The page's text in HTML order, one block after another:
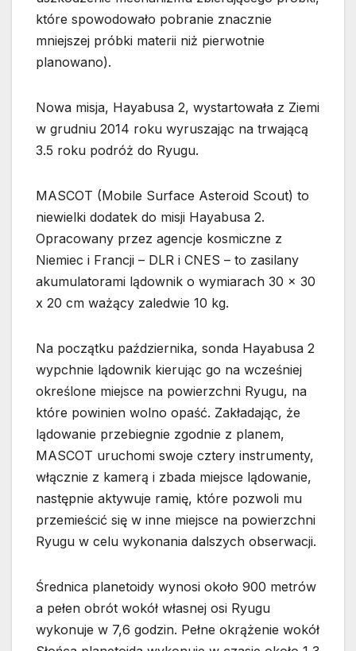
które spowodowało pobranie znacznie
mniejszej próbki materii niż pierwotnie
planowano).
Nowa misja, Hayabusa 2, wystartowała z Ziemi
w grudniu 2014 roku wyruszając na trwającą
3.5 roku podróż do Ryugu.
MASCOT (Mobile Surface Asteroid Scout) to
niewielki dodatek do misji Hayabusa 2.
Opracowany przez agencje kosmiczne z
Niemiec i Francji – DLR i CNES – to zasilany
akumulatorami lądownik o wymiarach 30 x 30
x 20 cm ważący zaledwie 10 kg.
Na początku października, sonda Hayabusa 2
wypchnie lądownik kierując go na wcześniej
określone miejsce na powierzchni Ryugu, na
które powinien wolno opaść. Zakładając, że
lądowanie przebiegnie zgodnie z planem,
MASCOT uruchomi swoje cztery instrumenty,
włącznie z kamerą i zbada miejsce lądowanie,
następnie aktywuje ramię, które pozwoli mu
przemieścić się w inne miejsce na powierzchni
Ryugu w celu wykonania dalszych obserwacji.
Średnica planetoidy wynosi około 900 metrów
a pełen obrót wokół własnej osi Ryugu
wykonuje w 7,6 godzin. Pełne okrążenie wokół